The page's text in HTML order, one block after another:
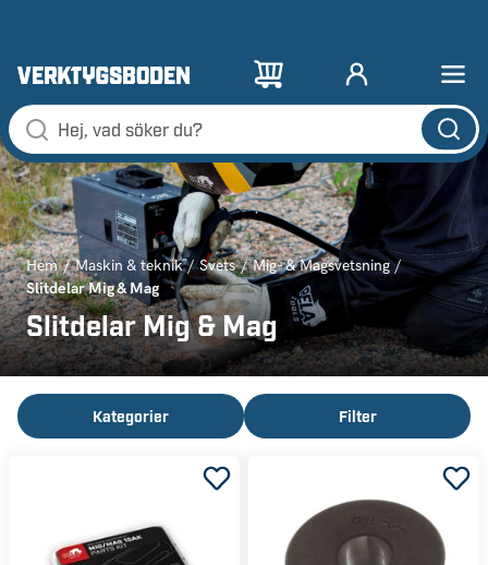
Hem Maskin & teknik Svets Mig- & Magsvetsning
Slitdelar Mig & Mag
Slitdelar Mig & Mag
Kategorier Filter